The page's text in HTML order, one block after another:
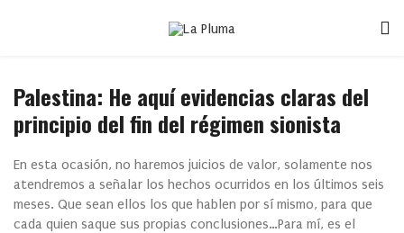
Palestina: He aquí evidencias claras del
principio del fin del régimen sionista
En esta ocasión, no haremos juicios de valor, solamente nos
atendremos a señalar los hechos ocurridos en los últimos seis
meses. Que sean ellos los que hablen por sí mismo, para que
cada quien saque sus propias conclusiones…Para mí, es el